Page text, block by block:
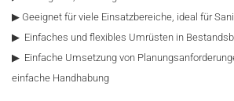
▶ Geeignet für viele Einsatzbereiche, ideal für
▶ Einfaches und flexibles Umrüsten in
▶ Einfache Umsetzung von
einfache Handhabung